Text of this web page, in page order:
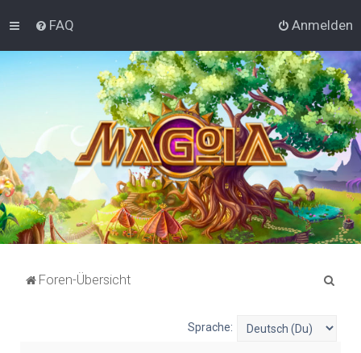
FAQ Anmelden
Foren-Übersicht
Sprache: